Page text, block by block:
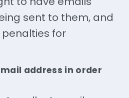
sent to them, and
for
address in order